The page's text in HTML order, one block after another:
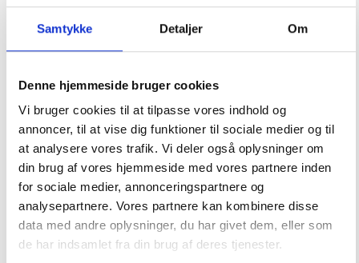
Samtykke Detaljer Om
Denne hjemmeside bruger cookies
Vi bruger cookies til at tilpasse vores indhold og
annoncer, til at vise dig funktioner til sociale medier og til
at analysere vores trafik. Vi deler også oplysninger om
din brug af vores hjemmeside med vores partnere inden
for sociale medier, annonceringspartnere og
analysepartnere. Vores partnere kan kombinere disse
data med andre oplysninger, du har givet dem, eller som
de har indsamlet fra din brug af deres tjenester.
Padeye aisi 316 rustfrit stål 51x57mm ring ø6mm
72,00DKK
Tilføj til kurv Læs mere